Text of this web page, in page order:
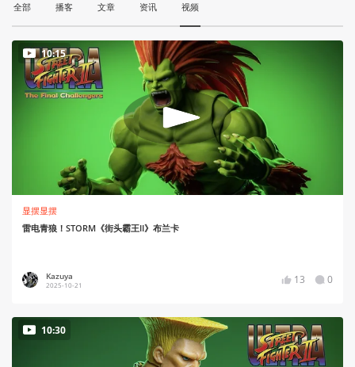
全部 播客 文章 资讯 视频
10:15
显摆显摆
雷电青狼！STORM《街头霸王II》布兰卡
Kazuya
2025-10-21 13 0
10:30